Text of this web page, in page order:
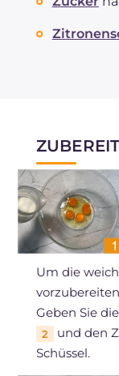
Um die
Geben Sie
2 und den
Schüssel.